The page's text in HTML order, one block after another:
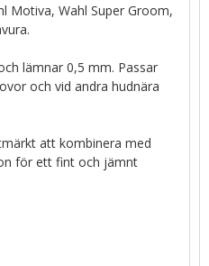
Motiva, Wahl Super Groom,
lämnar 0,5 mm. Passar
och vid andra hudnära
att kombinera med
för ett fint och jämnt